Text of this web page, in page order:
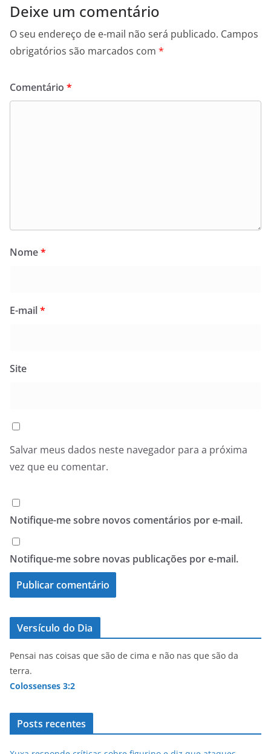
Deixe um comentário
O seu endereço de e-mail não será publicado. Campos
obrigatórios são marcados com *
Comentário *
Nome*
E-mail*
Site
Salvar meus dados neste navegador para a próxima
vez que eu comentar.
Notifique-me sobre novos comentários por e-mail.
Notifique-me sobre novas publicações por e-mail.
Versículo do Dia
Pensai nas coisas que são de cima e não nas que são da
terra.
Colossenses 3:2
Posts recentes